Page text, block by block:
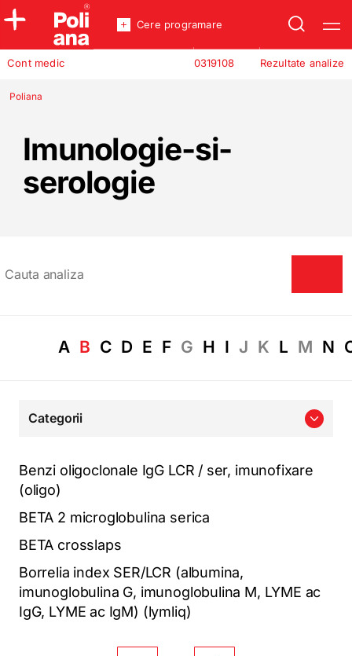
Policlinica
Incredere
Cont medic Rezultate analize
0319108
Cere programare
Poliana
Imunologie-si-
serologie
A B C D E F G H I J K L M N
Categorii
Benzi oligoclonale IgG LCR / ser, imunofixare
(oligo)
BETA 2 microglobulina serica
BETA crosslaps
Borrelia index SER/LCR (albumina,
imunoglobulina G, imunoglobulina M, LYME ac
IgG, LYME ac IgM) (lymliq)